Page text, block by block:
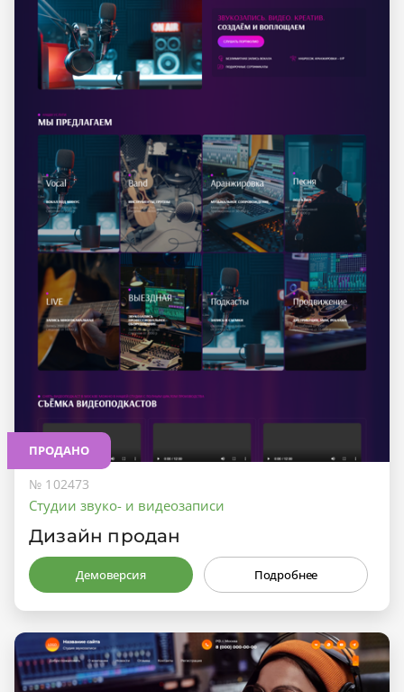
ПРОДАНО
№ 102473
Студии звуко- и видеозаписи
Дизайн продан
Демоверсия Подробнее